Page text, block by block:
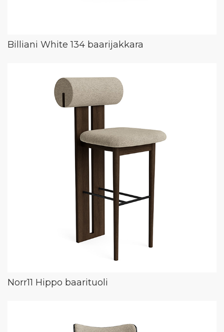
Billiani White 134 baarijakkara
Norr11 Hippo baarituoli